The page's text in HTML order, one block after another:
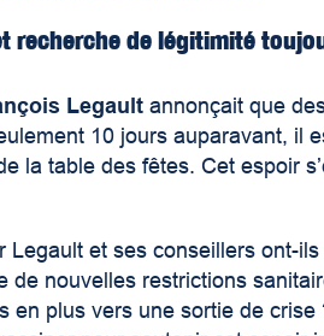
recherche de légitimité
Legault annonçait que
10 jours auparavant, il
la table des fêtes. Cet espoir
Legault et ses conseillers ont-
de nouvelles restrictions
en plus vers une sortie de